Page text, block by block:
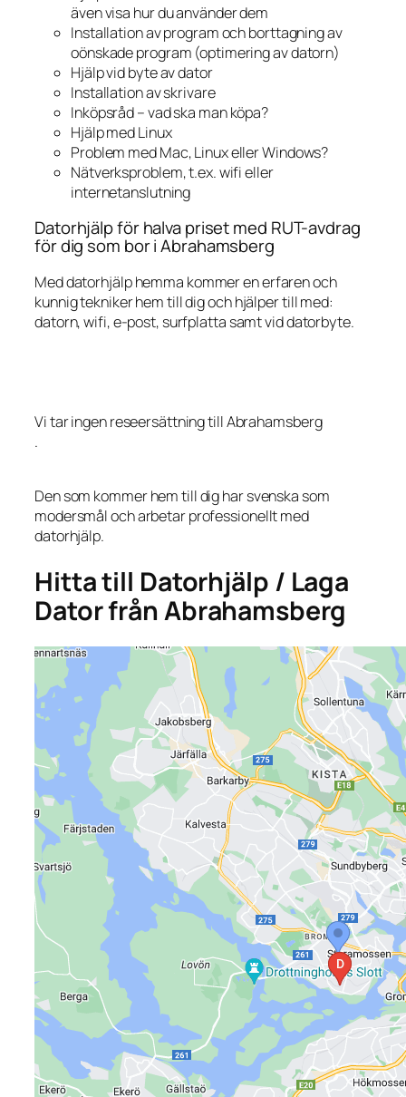
även visa hur du använder dem
Installation av program och borttagning av
oönskade program (optimering av datorn)
Hjälp vid byte av dator
Installation av skrivare
Inköpsråd – vad ska man köpa?
Hjälp med Linux
Problem med Mac, Linux eller Windows?
Nätverksproblem, t.ex. wifi eller
internetanslutning
Datorhjälp för halva priset med RUT-avdrag
för dig som bor i Abrahamsberg
Med datorhjälp hemma kommer en erfaren och
kunnig tekniker hem till dig och hjälper till med:
datorn, wifi, e-post, surfplatta samt vid datorbyte.
Vi tar ingen reseersättning till Abrahamsberg
.
Den som kommer hem till dig har svenska som
modersmål och arbetar professionellt med
datorhjälp.
Hitta till Datorhjälp / Laga
Dator från Abrahamsberg